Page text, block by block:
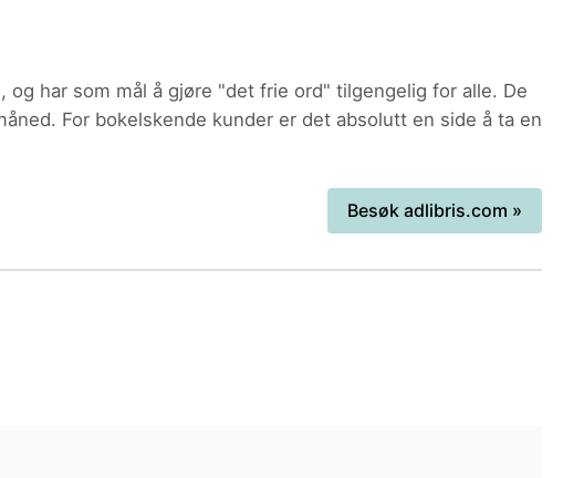
For bokelskende kunder er det absolutt en side å ta en
Besøk adlibris.com »